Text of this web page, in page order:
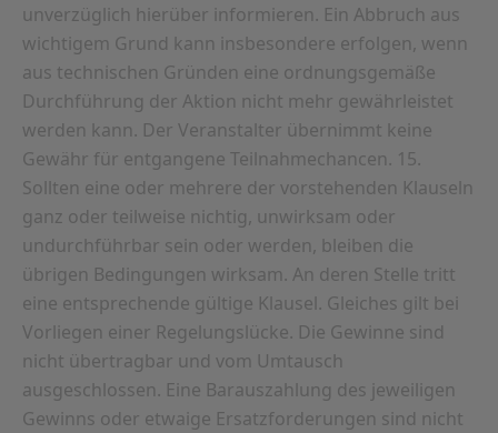
unverzüglich hierüber informieren. Ein Abbruch aus
wichtigem Grund kann insbesondere erfolgen, wenn
aus technischen Gründen eine ordnungsgemäße
Durchführung der Aktion nicht mehr gewährleistet
werden kann. Der Veranstalter übernimmt keine
Gewähr für entgangene Teilnahmechancen. 15.
Sollten eine oder mehrere der vorstehenden Klauseln
ganz oder teilweise nichtig, unwirksam oder
undurchführbar sein oder werden, bleiben die
übrigen Bedingungen wirksam. An deren Stelle tritt
eine entsprechende gültige Klausel. Gleiches gilt bei
Vorliegen einer Regelungslücke. Die Gewinne sind
nicht übertragbar und vom Umtausch
ausgeschlossen. Eine Barauszahlung des jeweiligen
Gewinns oder etwaige Ersatzforderungen sind nicht